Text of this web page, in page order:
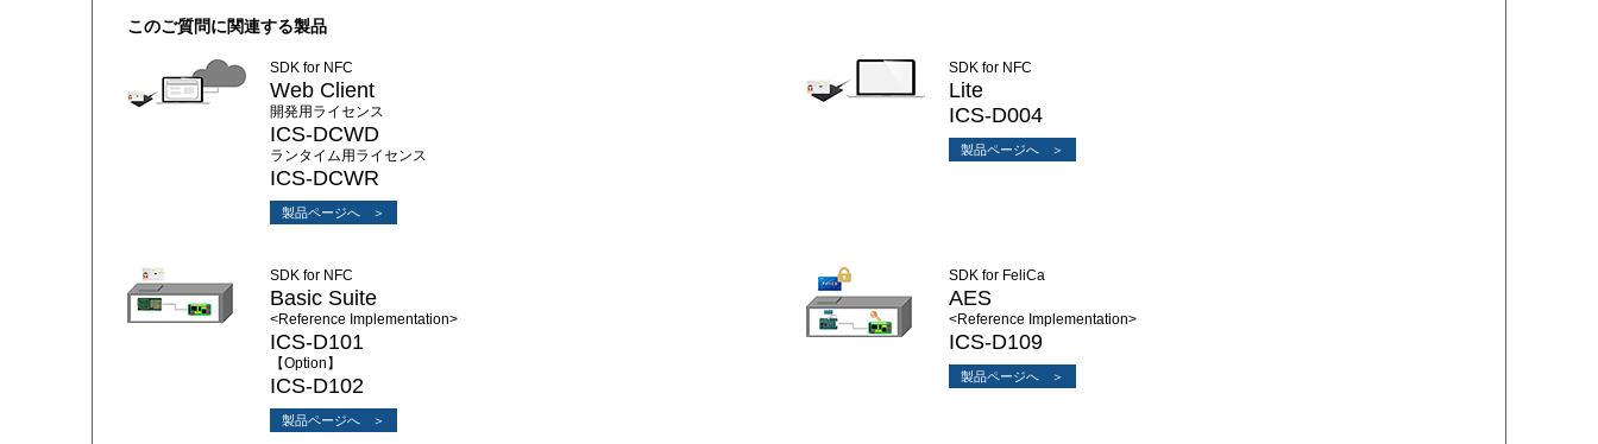
このご質問に関連する製品
SDK for NFC
Web Client
開発用ライセンス
ICS-DCWD
ランタイム用ライセンス
ICS-DCWR
製品ページへ
SDK for NFC
Lite
ICS-D004
製品ページへ
SDK for NFC
Basic Suite
<Reference Implementation>
ICS-D101
【Option】
ICS-D102
製品ページへ
SDK for FeliCa
AES
<Reference Implementation>
ICS-D109
製品ページへ